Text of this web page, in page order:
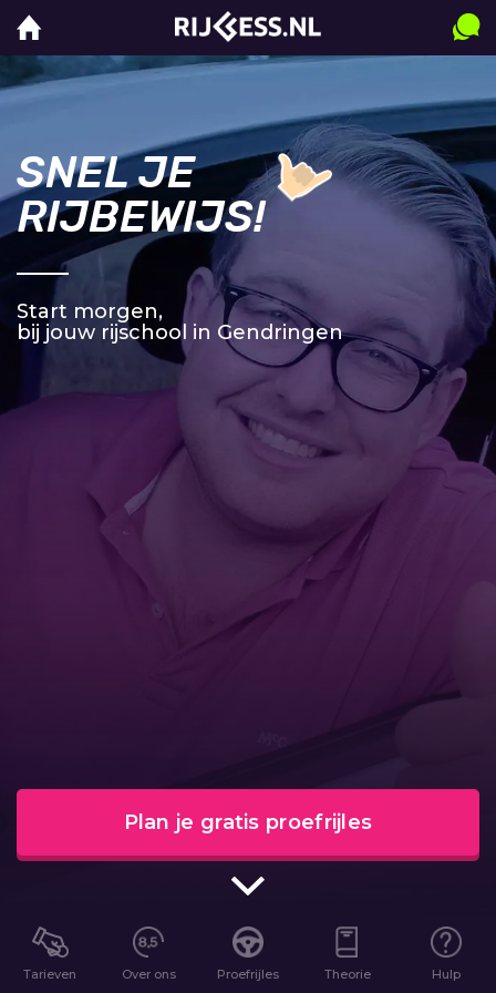
SNEL JE
RIJBEWIJS!
Start morgen,
bij jouw rijschool in Gendringen
Plan je gratis proefrijles
Tarieven Over ons Proefrijles Theorie Hulp